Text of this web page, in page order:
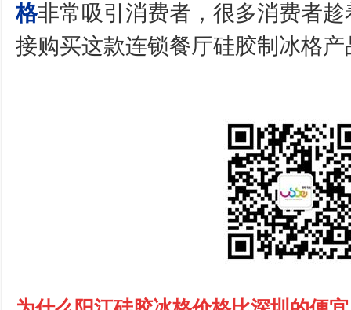
格非常吸引消费者，很多消费者
接购买这款连锁餐厅硅胶制冰格